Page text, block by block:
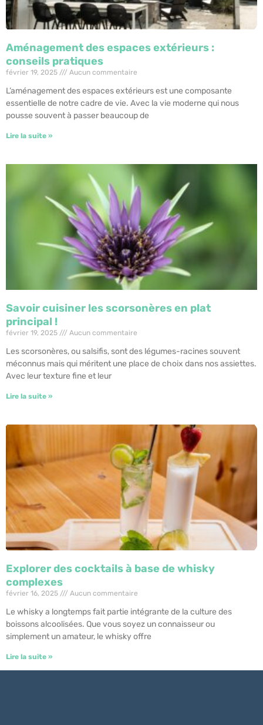
Aménagement des espaces extérieurs :
conseils pratiques
février 19, 2025 Aucun commentaire
L’aménagement des espaces extérieurs est une composante
essentielle de notre cadre de vie. Avec la vie moderne qui nous
pousse souvent à passer beaucoup de
Lire la suite »
Savoir cuisiner les scorsonères en plat
principal !
février 19, 2025 Aucun commentaire
Les scorsonères, ou salsifis, sont des légumes-racines souvent
méconnus mais qui méritent une place de choix dans nos assiettes.
Avec leur texture fine et leur
Lire la suite »
Explorer des cocktails à base de whisky
complexes
février 16, 2025 Aucun commentaire
Le whisky a longtemps fait partie intégrante de la culture des
boissons alcoolisées. Que vous soyez un connaisseur ou
simplement un amateur, le whisky offre
Lire la suite »